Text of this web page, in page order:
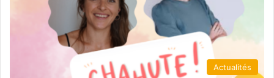
Actualités